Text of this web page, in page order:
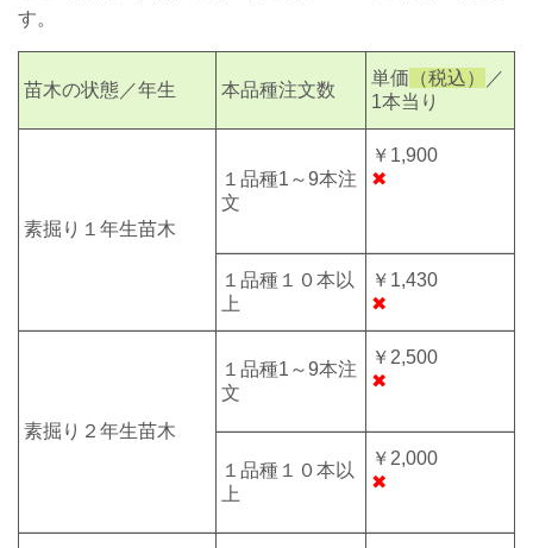
す。
苗木の状態／年生 本品種注文数
単価 （税込）
／
1本当り
素掘り １年生苗木
１品種1～9本注
文
￥1,900
✖
１品種１０本以
上
￥1,430
✖
素掘り２年生苗木
１品種1～9本注
文
￥2,500
✖
１品種１０本以
上
￥2,000
✖